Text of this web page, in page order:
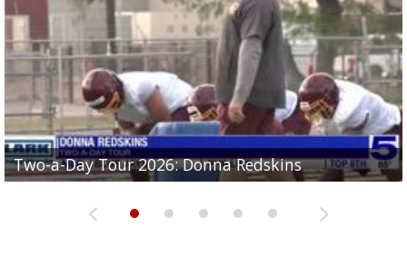
Two-a-Day Tour 2026: Donna Redskins
Two-a-Day Tour 2026: Brownsville Pace Vikings
Two-a-Day Tour 2026: La Joya Coyotes
Two-a-Day Tour 2026: Rio Hondo Bobcats
Two-a-Day Tour 2026: Brownsville St. Joseph
Bloodhounds